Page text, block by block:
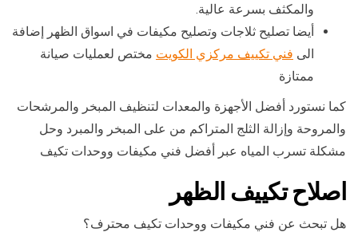
والمكثف بسرعة عالية.
أيضا تصليح ثلاجات وتصليح مكيفات في اسواق الظهر إضافة
الى فني تكييف مركزي الكويت مختص لعمليات صيانة
ممتازة
كما نستورد أفضل الأجهزة والمعدات لتنظيف المبخر والمرشحات
والمروحة وإزالة الثلج المتراكم من على المبخر والمبرد وحل
مشكلة تسرب المياه عبر أفضل فني مكيفات ووحدات تكيف
اصلاح تكييف الظهر
هل تبحث عن فني مكيفات ووحدات تكيف محترف؟